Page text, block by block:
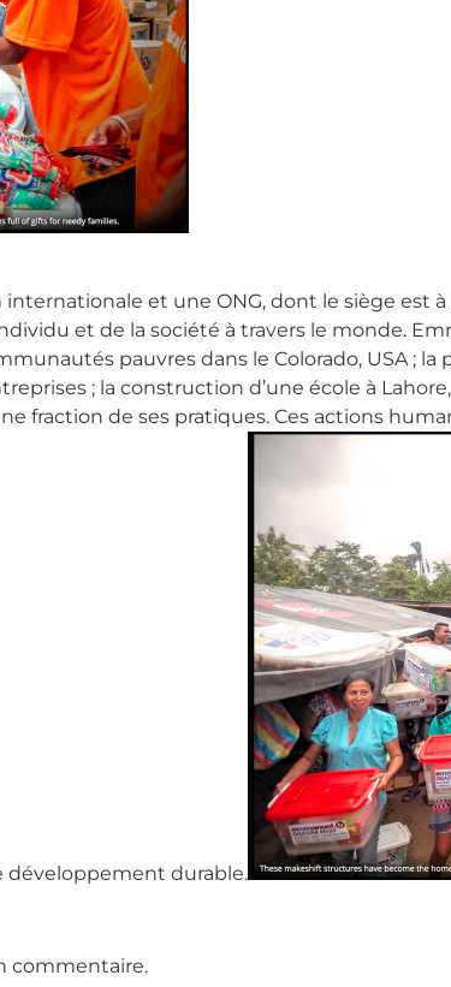
et une ONG, dont le siège est à
et de la société à travers le monde.
pauvres dans le Colorado, USA ;
; la construction d’une école à
fraction de ses pratiques. Ces actions
durable.
commentaire.